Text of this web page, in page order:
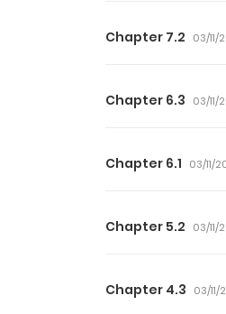
Chapter 7.2 03/11/
Chapter 6.3 03/11/
Chapter 6.1 03/11/
Chapter 5.2 03/11/
Chapter 4.3 03/11/